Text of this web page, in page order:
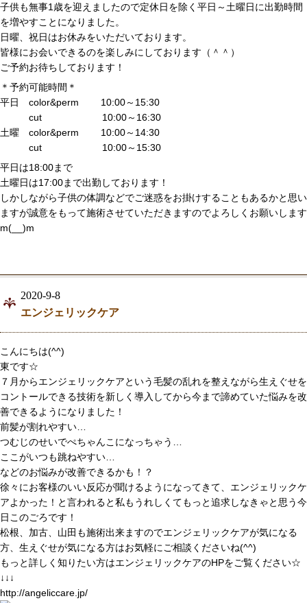
子供も無事1歳を迎えましたので定休日を除く平日～土曜日に出勤時間
を増やすことになりました。
日曜、祝日はお休みをいただいております。
皆様にお会いできるのを楽しみにしております（＾＾）
ご予約お待ちしております！
＊予約可能時間＊
平日 color&perm 10:00～15:30
cut 10:00～16:30
土曜 color&perm 10:00～14:30
cut 10:00～15:30
平日は18:00まで
土曜日は17:00まで出勤しております！
しかしながら子供の体調などでご迷惑をお掛けすることもあるかと思い
ますが誠意をもって施術させていただきますのでよろしくお願いします
m(__)m
2020-9-8
エンジェリックケア
こんにちは(^^)
東です☆
７月からエンジェリックケアという毛髪の乱れを整えながら生えぐせを
コントールできる技術を新しく導入してから今まで諦めていた悩みを改
善できるようになりました！
前髪が割れやすい…
つむじのせいでぺちゃんこになっちゃう…
ここがいつも跳ねやすい…
などのお悩みが改善できるかも！？
徐々にお客様のいい反応が聞けるようになってきて、エンジェリックケ
アよかった！と言われると私もうれしくてもっと追求しなきゃと思う今
日このごろです！
松根、加古、山田も施術出来ますのでエンジェリックケアが気になる
方、生えぐせが気になる方はお気軽にご相談くださいね(^^)
もっと詳しく知りたい方はエンジェリックケアのHPをご覧ください☆
↓↓↓
http://angeliccare.jp/